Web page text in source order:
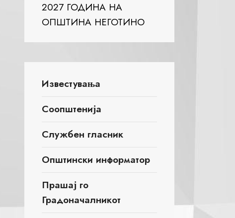
2027 ГОДИНА НА
ОПШТИНА НЕГОТИНО
Известувања
Соопштенија
Службен гласник
Општински информатор
Прашај го
Градоначалникот